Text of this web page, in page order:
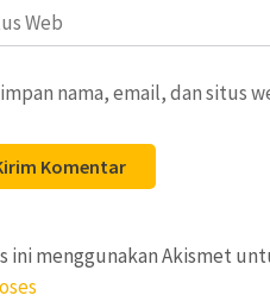
nama, email, dan situs
ini menggunakan Akismet